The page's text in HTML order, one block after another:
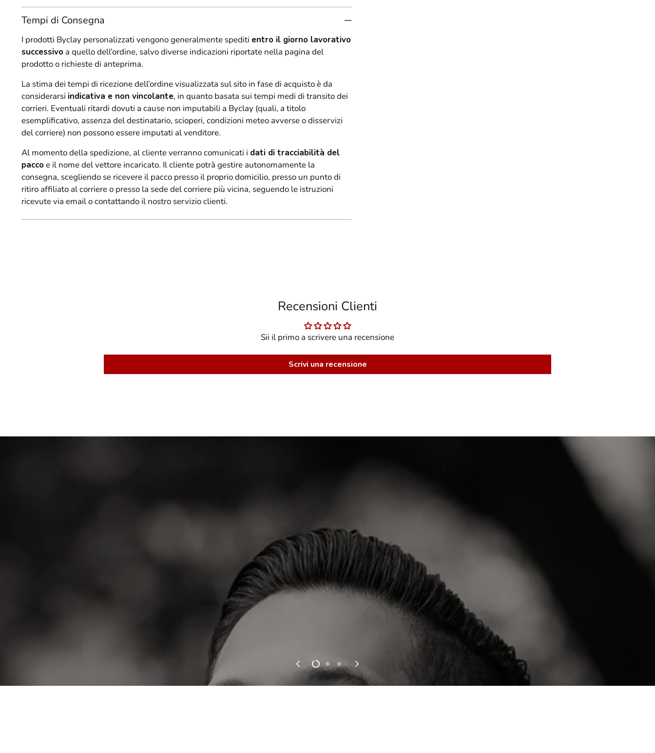
Tempi di Consegna
I prodotti Byclay personalizzati vengono generalmente spediti entro il giorno lavorativo
successivo a quello dell’ordine, salvo diverse indicazioni riportate nella pagina del
prodotto o richieste di anteprima.
La stima dei tempi di ricezione dell’ordine visualizzata sul sito in fase di acquisto è da
considerarsi indicativa e non vincolante, in quanto basata sui tempi medi di transito dei
corrieri. Eventuali ritardi dovuti a cause non imputabili a Byclay (quali, a titolo
esemplificativo, assenza del destinatario, scioperi, condizioni meteo avverse o disservizi
del corriere) non possono essere imputati al venditore.
Al momento della spedizione, al cliente verranno comunicati i dati di tracciabilità del
paccoe il nome del vettore incaricato. Il cliente potrà gestire autonomamente la
consegna, scegliendo se ricevere il pacco presso il proprio domicilio, presso un punto di
ritiro affiliato al corriere o presso la sede del corriere più vicina, seguendo le istruzioni
ricevute via email o contattando il nostro servizio clienti.
Recensioni Clienti
Sii il primo a scrivere una recensione
Scrivi una recensione